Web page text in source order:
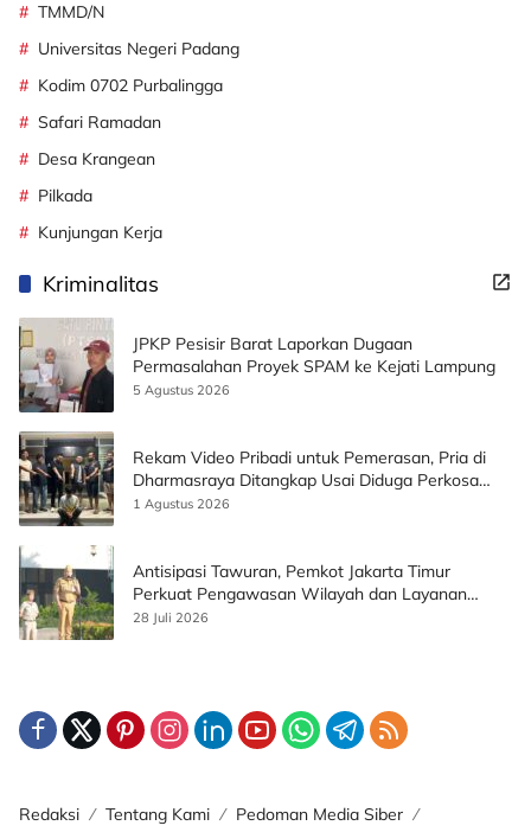
TMMD/N
Universitas Negeri Padang
Kodim 0702 Purbalingga
Safari Ramadan
Desa Krangean
Pilkada
Kunjungan Kerja
Kriminalitas
JPKP Pesisir Barat Laporkan Dugaan
Permasalahan Proyek SPAM ke Kejati Lampung
5 Agustus 2026
Rekam Video Pribadi untuk Pemerasan, Pria di
Dharmasraya Ditangkap Usai Diduga Perkosa
Korban
1 Agustus 2026
Antisipasi Tawuran, Pemkot Jakarta Timur
Perkuat Pengawasan Wilayah dan Layanan
Publik
28 Juli 2026
Redaksi Tentang Kami Pedoman Media Siber